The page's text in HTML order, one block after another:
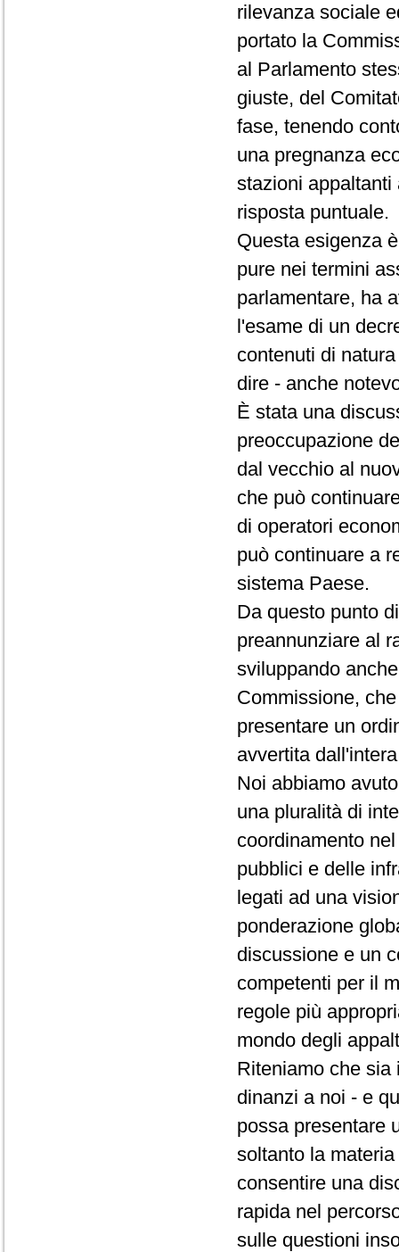
rilevanza sociale
portato la
al Parlamento
giuste, del
fase, tenendo
una pregnanza
stazioni appaltanti
risposta puntuale.
Questa esigenza
pure nei termini
parlamentare, ha
l'esame di un
contenuti di
dire - anche
È stata una
preoccupazione
dal vecchio al
che può
di operatori
può continuare a
sistema Paese.
Da questo punto
preannunziare al
sviluppando
Commissione,
presentare un
avvertita
Noi abbiamo
una pluralità di
coordinamento
pubblici e delle
legati ad una
ponderazione
discussione e un
competenti per il
regole più
mondo degli
Riteniamo che sia
dinanzi a noi - e
possa presentare
soltanto la
consentire una
rapida nel
sulle questioni